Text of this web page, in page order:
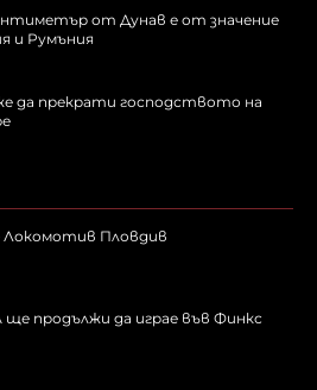
от Дунав е от значение
и Румъния
да прекрати господството на
Локомотив Пловдив
продължи да играе във Финкс